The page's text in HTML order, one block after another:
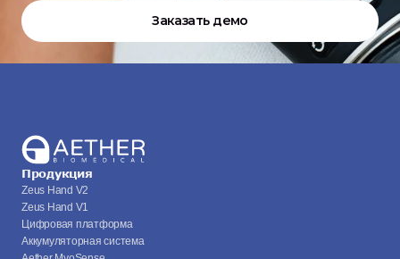
Заказать демо
Продукция
Zeus Hand V2
Zeus Hand V1
Цифровая платформа
Аккумуляторная система